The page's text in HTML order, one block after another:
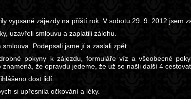
vypsané zájezdy na příští rok. V sobotu 29. 9. 2012 jsem
uzavřeli smlouvu a zaplatili zálohu.
Podepsali jsme jí a zaslali zpět.
pokyny k zájezdu, formuláře víz a všeobecné
že opravdu jedeme, že už se našli další 4
dost lidí.
si upřesnila očkování a léky.